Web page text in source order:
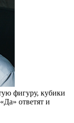
фигуру, кубики
ответят и